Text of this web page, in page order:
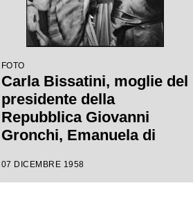
FOTO
Carla Bissatini, moglie del
presidente della
Repubblica Giovanni
Gronchi, Emanuela di
Wally Toscanini al Teatro
07 DICEMBRE 1958